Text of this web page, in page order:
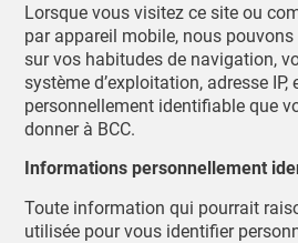
Lorsque vous visitez ce site ou
par appareil mobile, nous
sur vos habitudes de navigation,
système d’exploitation, adresse
personnellement identifiable que
donner à BCC.
Informations personnellement
Toute information qui pourrait
utilisée pour vous identifier